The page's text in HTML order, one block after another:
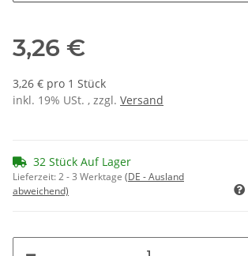
3,26 €
3,26 € pro 1 Stück
inkl. 19% USt. , zzgl. Versand
32 Stück Auf Lager
Lieferzeit:2 - 3 Werktage (DE - Ausland
abweichend)